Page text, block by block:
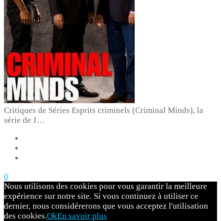
Critiques de Séries Esprits criminels (Criminal Minds), la
série de J…
0
Nous utilisons des cookies pour vous garantir la meilleure
expérience sur notre site. Si vous continuez à utiliser ce
dernier, nous considérerons que vous acceptez l'utilisation
des cookies.OkEn savoir plus